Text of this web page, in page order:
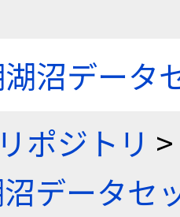
沼データ
ポジトリ >
データセ